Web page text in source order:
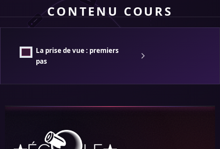
CONTENU COURS
La prise de vue : premiers
pas
École Méliès